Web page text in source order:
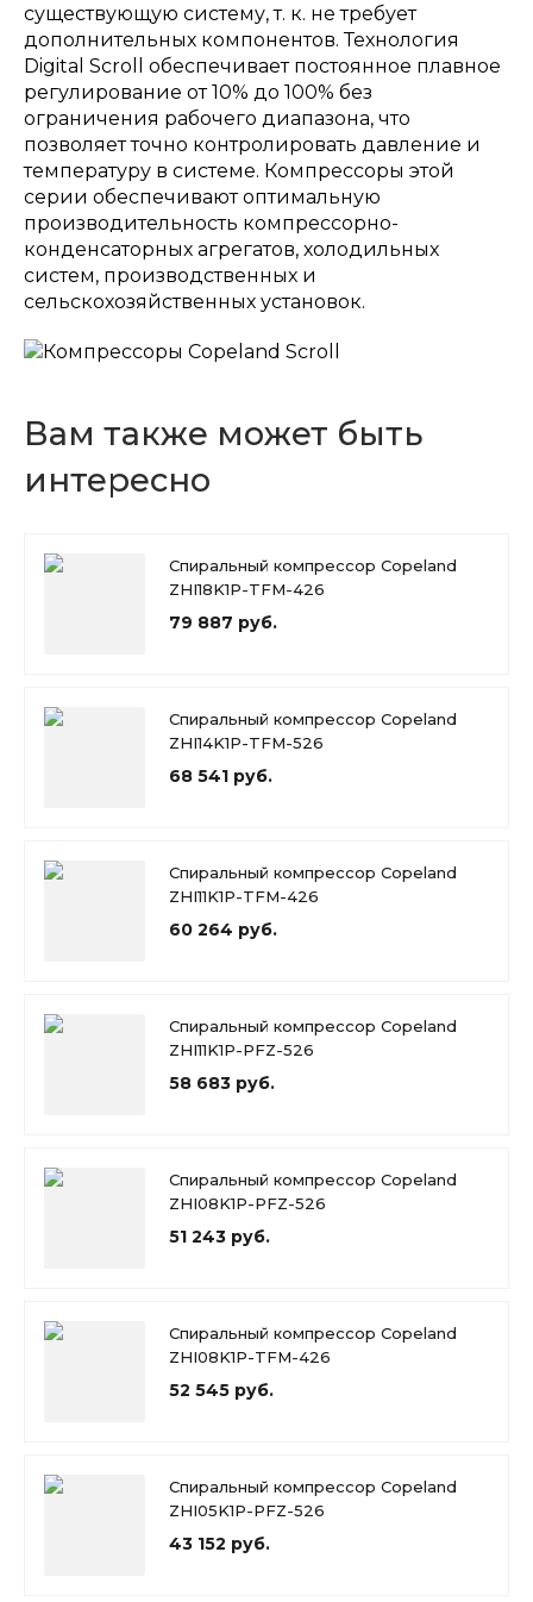
существующую систему, т. к. не требует
дополнительных компонентов. Технология
Digital Scroll обеспечивает постоянное плавное
регулирование от 10% до 100% без
ограничения рабочего диапазона, что
позволяет точно контролировать давление и
температуру в системе. Компрессоры этой
серии обеспечивают оптимальную
производительность компрессорно-
конденсаторных агрегатов, холодильных
систем, производственных и
сельскохозяйственных установок.
Вам также может быть
интересно
Спиральный компрессор Copeland
ZHI18K1P-TFM-426
79 887 руб.
Спиральный компрессор Copeland
ZHI14K1P-TFM-526
68 541 руб.
Спиральный компрессор Copeland
ZHI11K1P-TFM-426
60 264 руб.
Спиральный компрессор Copeland
ZHI11K1P-PFZ-526
58 683 руб.
Спиральный компрессор Copeland
ZHI08K1P-PFZ-526
51 243 руб.
Спиральный компрессор Copeland
ZHI08K1P-TFM-426
52 545 руб.
Спиральный компрессор Copeland
ZHI05K1P-PFZ-526
43 152 руб.